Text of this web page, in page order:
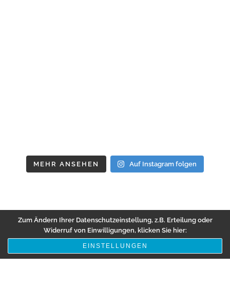
MEHR ANSEHEN Auf Instagram folgen
Zum Ändern Ihrer Datenschutzeinstellung, z.B. Erteilung oder
Widerruf von Einwilligungen, klicken Sie hier:
EINSTELLUNGEN